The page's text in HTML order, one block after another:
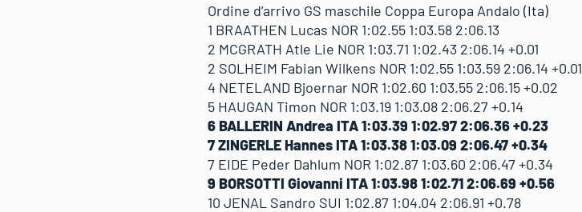
Ordine d’arrivo GS maschile Coppa Europa Andalo (Ita)
1 BRAATHEN Lucas NOR 1:02.55 1:03.58 2:06.13
2 MCGRATH Atle Lie NOR 1:03.71 1:02.43 2:06.14 +0.01
2 SOLHEIM Fabian Wilkens NOR 1:02.55 1:03.59 2:06.14 +0.01
4 NETELAND Bjoernar NOR 1:02.60 1:03.55 2:06.15 +0.02
5 HAUGAN Timon NOR 1:03.19 1:03.08 2:06.27 +0.14
6 BALLERIN Andrea ITA 1:03.39 1:02.97 2:06.36 +0.23
7 ZINGERLE Hannes ITA 1:03.38 1:03.09 2:06.47 +0.34
7 EIDE Peder Dahlum NOR 1:02.87 1:03.60 2:06.47 +0.34
9 BORSOTTI Giovanni ITA 1:03.98 1:02.71 2:06.69 +0.56
10 JENAL Sandro SUI 1:02.87 1:04.04 2:06.91 +0.78